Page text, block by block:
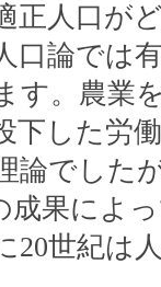
正人口が
口論では
す。農業
下した労
論でした
成果によ
20世紀は